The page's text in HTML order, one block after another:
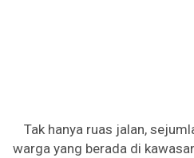
Tak hanya ruas jalan,
warga yang berada di